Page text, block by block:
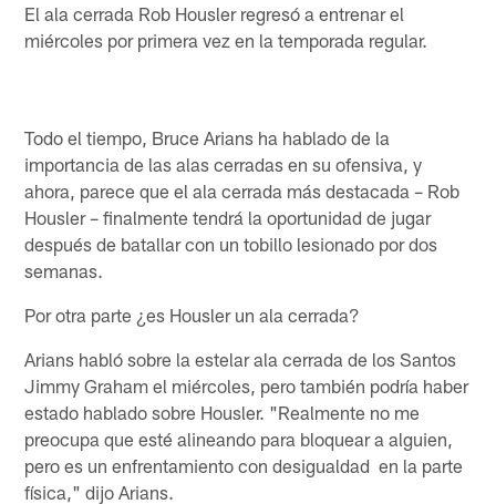
El ala cerrada Rob Housler regresó a entrenar el
miércoles por primera vez en la temporada regular.
Todo el tiempo, Bruce Arians ha hablado de la
importancia de las alas cerradas en su ofensiva, y
ahora, parece que el ala cerrada más destacada – Rob
Housler – finalmente tendrá la oportunidad de jugar
después de batallar con un tobillo lesionado por dos
semanas.
Por otra parte ¿es Housler un ala cerrada?
Arians habló sobre la estelar ala cerrada de los Santos
Jimmy Graham el miércoles, pero también podría haber
estado hablado sobre Housler. "Realmente no me
preocupa que esté alineando para bloquear a alguien,
pero es un enfrentamiento con desigualdad en la parte
física," dijo Arians.